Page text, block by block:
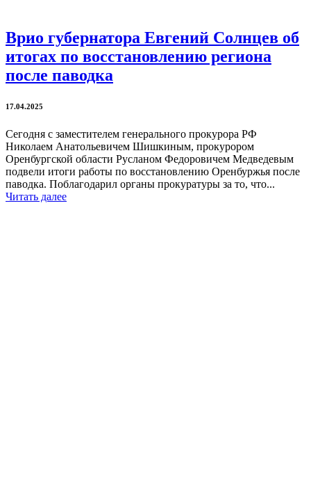
Врио губернатора Евгений Солнцев об
итогах по восстановлению региона
после паводка
17.04.2025
Сегодня с заместителем генерального прокурора РФ
Николаем Анатольевичем Шишкиным, прокурором
Оренбургской области Русланом Федоровичем Медведевым
подвели итоги работы по восстановлению Оренбуржья после
паводка. Поблагодарил органы прокуратуры за то, что...
Читать далее